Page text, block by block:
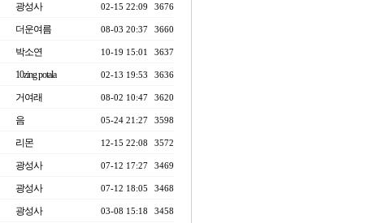
광성사 02-15 22:09 3676
더운여름 08-03 20:37 3660
박소연 10-19 15:01 3637
10zing potala 02-13 19:53 3636
거여래 08-02 10:47 3620
음 05-24 21:27 3598
리몬 12-15 22:08 3572
광성사 07-12 17:27 3469
광성사 07-12 18:05 3468
광성사 03-08 15:18 3458